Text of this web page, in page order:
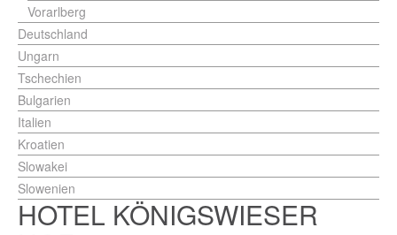
Vorarlberg
Deutschland
Ungarn
Tschechien
Bulgarien
Italien
Kroatien
Slowakei
Slowenien
HOTEL KÖNIGSWIESER